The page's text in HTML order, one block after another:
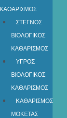
ΚΑΘΑΡΙΣΜΟΣ
ΣΤΕΓΝΟΣ
ΒΙΟΛΟΓΙΚΟΣ
ΚΑΘΑΡΙΣΜΟΣ
ΥΓΡΟΣ
ΒΙΟΛΟΓΙΚΟΣ
ΚΑΘΑΡΙΣΜΟΣ
ΚΑΘΑΡΙΣΜΟΣ
ΜΟΚΕΤΑΣ